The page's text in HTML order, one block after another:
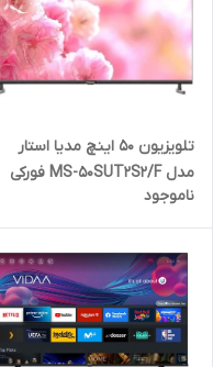
تلویزیون ۵۰ اینچ مدیا استار
مدل MS-50SUT2S2/F فورکی
اسمارت هوشمند
ناموجود